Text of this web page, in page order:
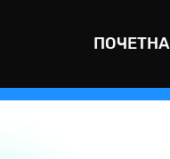
ПОЧЕТНА